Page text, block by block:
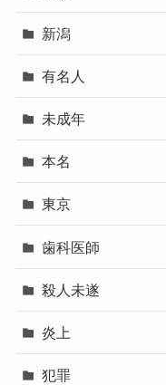
新潟
有名人
未成年
本名
東京
歯科医師
殺人未遂
炎上
犯罪